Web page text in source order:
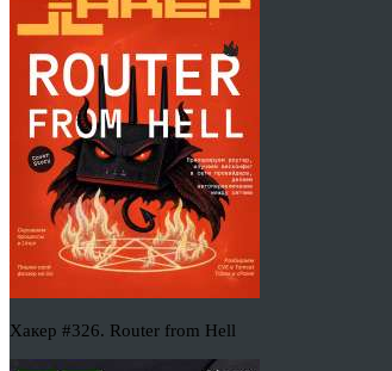
Хакер #326. Router from Hell